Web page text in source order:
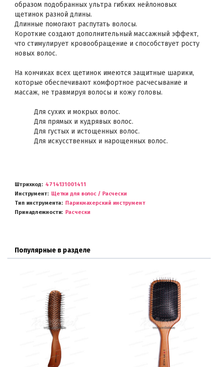
образом подобранных ультра гибких нейлоновых
щетинок разной длины.
Длинные помогают распутать волосы.
Короткие создают дополнительный массажный эффект,
что стимулирует кровообращение и способствует росту
новых волос.
На кончиках всех щетинок имеются защитные шарики,
которые обеспечивают комфортное расчесывание и
массаж, не травмируя волосы и кожу головы.
Для сухих и мокрых волос.
Для прямых и кудрявых волос.
Для густых и истощенных волос.
Для искусственных и нарощенных волос.
Штрихкод
4714131001411
Инструмент
Щетки для волос / Расчески
Тип инструмента
Парикмахерский инструмент
Принадлежности
Расчески
Популярные в разделе